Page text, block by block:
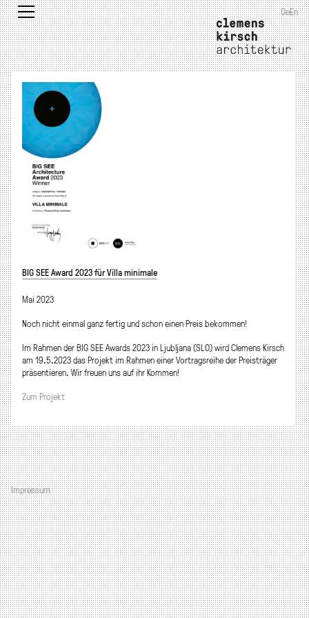
DeEn
BIG SEE Award 2023 für Villa minimale
Mai 2023
Noch nicht einmal ganz fertig und schon einen Preis bekommen!
Im Rahmen der BIG SEE Awards 2023 in Ljubljana (SLO) wird Clemens Kirsch
am 19.5.2023 das Projekt im Rahmen einer Vortragsreihe der Preisträger
präsentieren. Wir freuen uns auf ihr Kommen!
Zum Projekt
Impressum